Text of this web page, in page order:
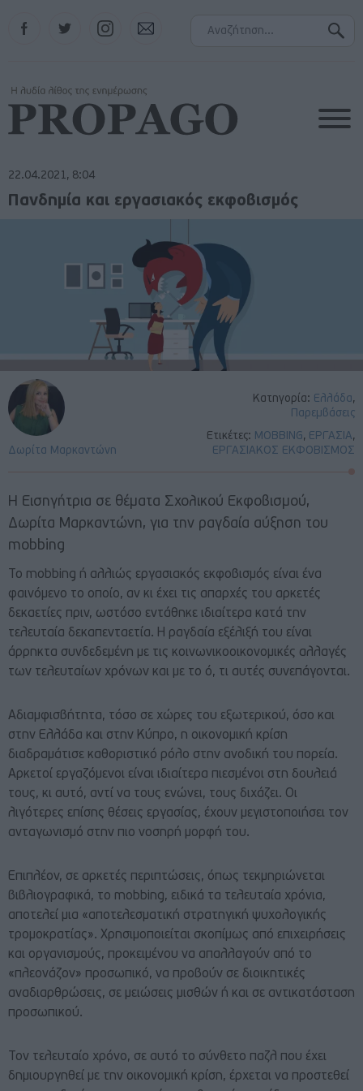
Instagram
22.04.2021, 8:04
Κατηγορία: Ελλάδα,
Παρεμβάσεις
Ετικέτες: MOBBING, ΕΡΓΑΣΙΑ,
ΕΡΓΑΣΙΑΚΟΣ ΕΚΦΟΒΙΣΜΟΣ
Δωρίτα Μαρκαντώνη
Πανδημία και εργασιακός εκφοβισμός
Η Εισηγήτρια σε θέματα Σχολικού Εκφοβισμού,
Δωρίτα Μαρκαντώνη, για την ραγδαία αύξηση του
mobbing
To mobbing ή αλλιώς εργασιακός εκφοβισμός είναι ένα
φαινόμενο το οποίο, αν κι έχει τις απαρχές του αρκετές
δεκαετίες πριν, ωστόσο εντάθηκε ιδιαίτερα κατά την
τελευταία δεκαπενταετία. Η ραγδαία εξέλιξή του είναι
άρρηκτα συνδεδεμένη με τις κοινωνικοοικονομικές αλλαγές
των τελευταίων χρόνων και με το ό, τι αυτές συνεπάγονται.
Αδιαμφισβήτητα, τόσο σε χώρες του εξωτερικού, όσο και
στην Ελλάδα και στην Κύπρο, η οικονομική κρίση
διαδραμάτισε καθοριστικό ρόλο στην ανοδική του πορεία.
Αρκετοί εργαζόμενοι είναι ιδιαίτερα πιεσμένοι στη δουλειά
τους, κι αυτό, αντί να τους ενώνει, τους διχάζει. Οι
λιγότερες επίσης θέσεις εργασίας, έχουν μεγιστοποιήσει τον
ανταγωνισμό στην πιο νοσηρή μορφή του.
Επιπλέον, σε αρκετές περιπτώσεις, όπως τεκμηριώνεται
βιβλιογραφικά, το mobbing, ειδικά τα τελευταία χρόνια,
αποτελεί μια «αποτελεσματική στρατηγική ψυχολογικής
τρομοκρατίας». Χρησιμοποιείται σκοπίμως από επιχειρήσεις
και οργανισμούς, προκειμένου να απαλλαγούν από το
«πλεονάζον» προσωπικό, να προβούν σε διοικητικές
αναδιαρθρώσεις, σε μειώσεις μισθών ή και σε αντικατάσταση
προσωπικού.
Τον τελευταίο χρόνο, σε αυτό το σύνθετο παζλ που έχει
δημιουργηθεί με την οικονομική κρίση, έρχεται να προστεθεί